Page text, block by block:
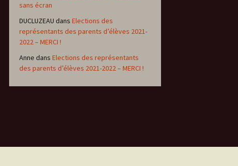
sans écran
DUCLUZEAU dans Elections des
représentants des parents d’élèves 2021-
2022 – MERCI !
Anne dans Elections des représentants
des parents d’élèves 2021-2022 – MERCI !